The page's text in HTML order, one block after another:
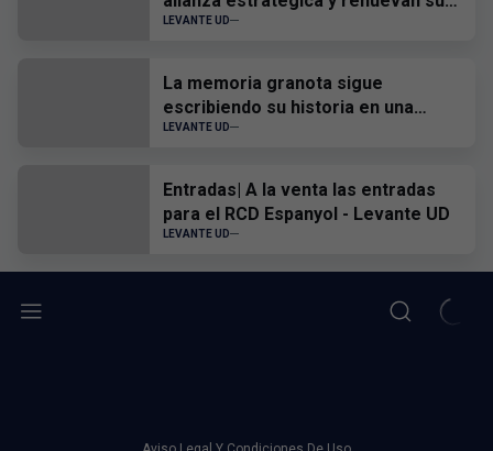
patrocinio hasta 2028
LEVANTE UD
La memoria granota sigue
escribiendo su historia en una
nueva actualización del Museo
LEVANTE UD
Entradas| A la venta las entradas
para el RCD Espanyol - Levante UD
LEVANTE UD